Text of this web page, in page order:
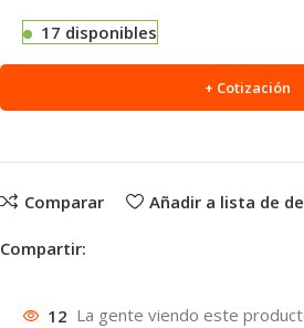
17 disponibles
+ Cotización
Comparar Añadir a lista de
Compartir:
12 La gente viendo este